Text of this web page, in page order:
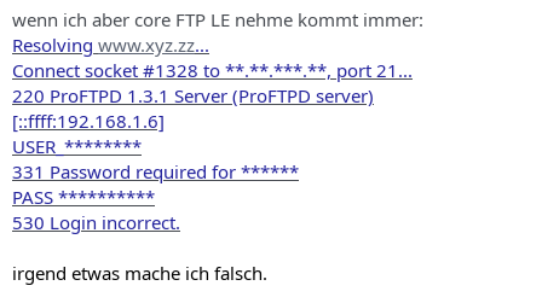
wenn ich aber core FTP LE nehme kommt immer:
Resolving www.xyz.zz...
Connect socket #1328 to **.**.***.**, port 21...
220 ProFTPD 1.3.1 Server (ProFTPD server)
[::ffff:192.168.1.6]
USER_********
331 Password required for ******
PASS **********
530 Login incorrect.
irgend etwas mache ich falsch.